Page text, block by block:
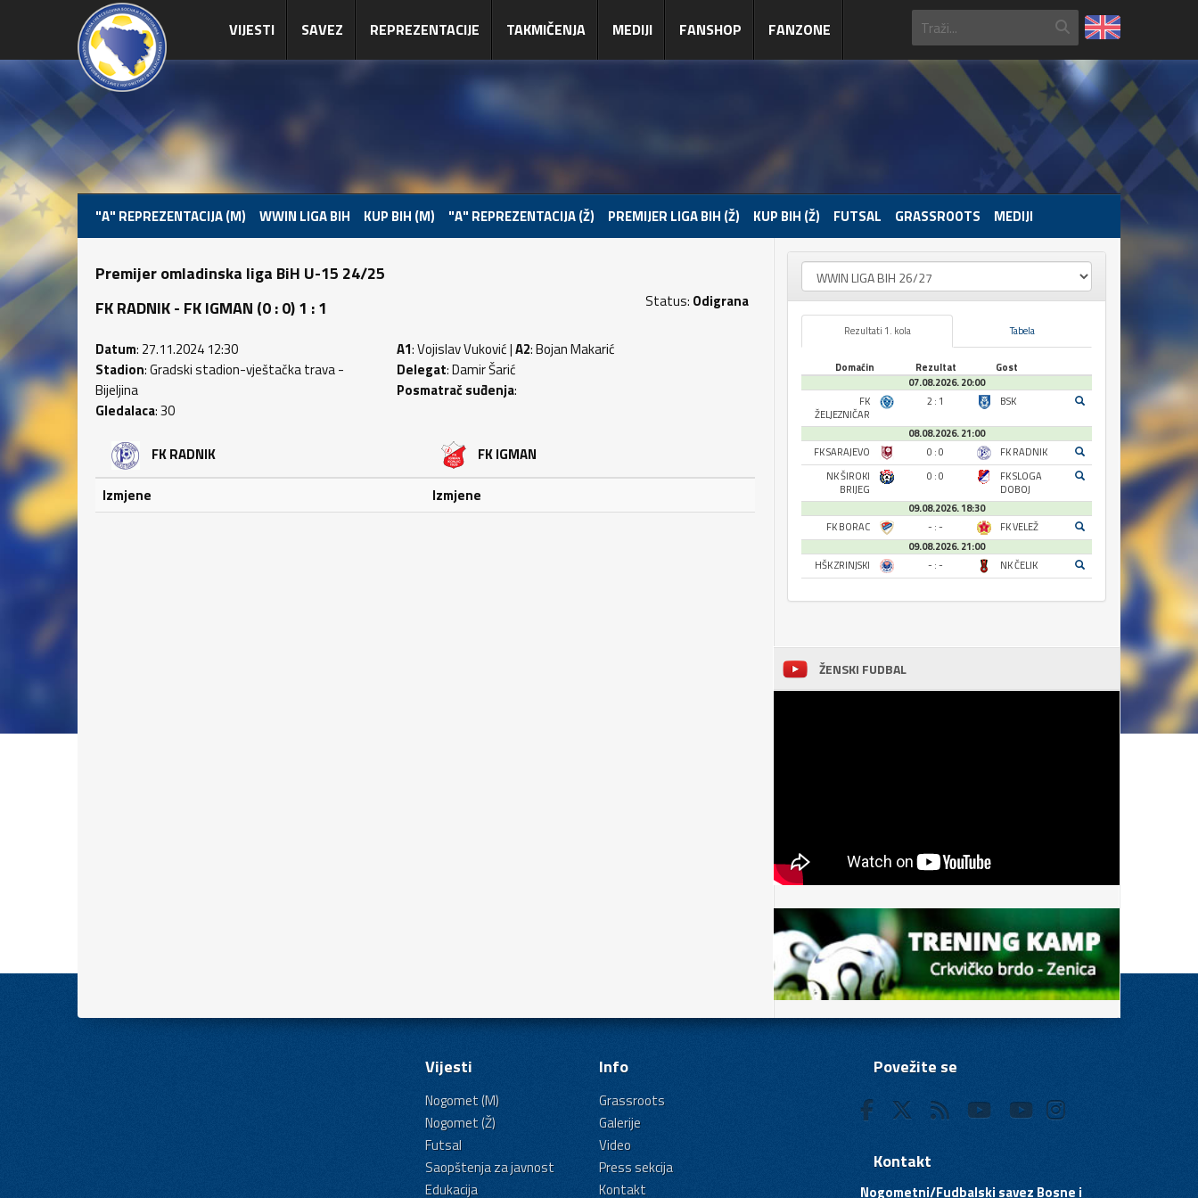
VIJESTI SAVEZ REPREZENTACIJE TAKMIČENJA MEDIJI FANSHOP FANZONE
"A" REPREZENTACIJA (M) WWIN LIGA BIH KUP BIH (M) "A" REPREZENTACIJA (Ž) PREMIJER LIGA BIH (Ž) KUP BIH (Ž) FUTSAL GRASSROOTS MEDIJI
Premijer omladinska liga BiH U-15 24/25
FK RADNIK - FK IGMAN (0 : 0) 1 : 1
Status: Odigrana
Datum: 27.11.2024 12:30
Stadion: Gradski stadion-vještačka trava -
Bijeljina
Gledalaca: 30
A1: Vojislav Vuković |A2: Bojan Makarić
Delegat: Damir Šarić
Posmatrač suđenja:
FK RADNIK
Izmjene
FK IGMAN
Izmjene
Rezultati 1. kola Tabela
Domaćin Rezultat
Gost
07.08.2026. 20:00
FK
ŽELJEZNIČAR
2 : 1 BSK
08.08.2026. 21:00
FK SARAJEVO
0 : 0
FK RADNIK
NK ŠIROKI
BRIJEG
0 : 0
FK SLOGA
DOBOJ
09.08.2026. 18:30
FK BORAC
- : -
FK VELEŽ
09.08.2026. 21:00
HŠK ZRINJSKI
- : - NK ČELIK
ŽENSKI FUDBAL
Vijesti
Nogomet (M)
Nogomet (Ž)
Futsal
Saopštenja za javnost
Edukacija
Info
Grassroots
Galerije
Video
Press sekcija
Kontakt
Povežite se
Kontakt
Nogometni/Fudbalski savez Bosne i